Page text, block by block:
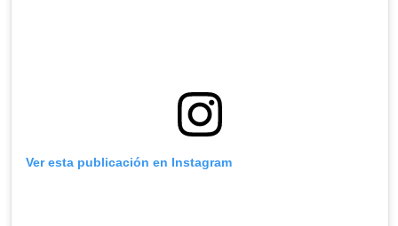
Ver esta publicación en Instagram